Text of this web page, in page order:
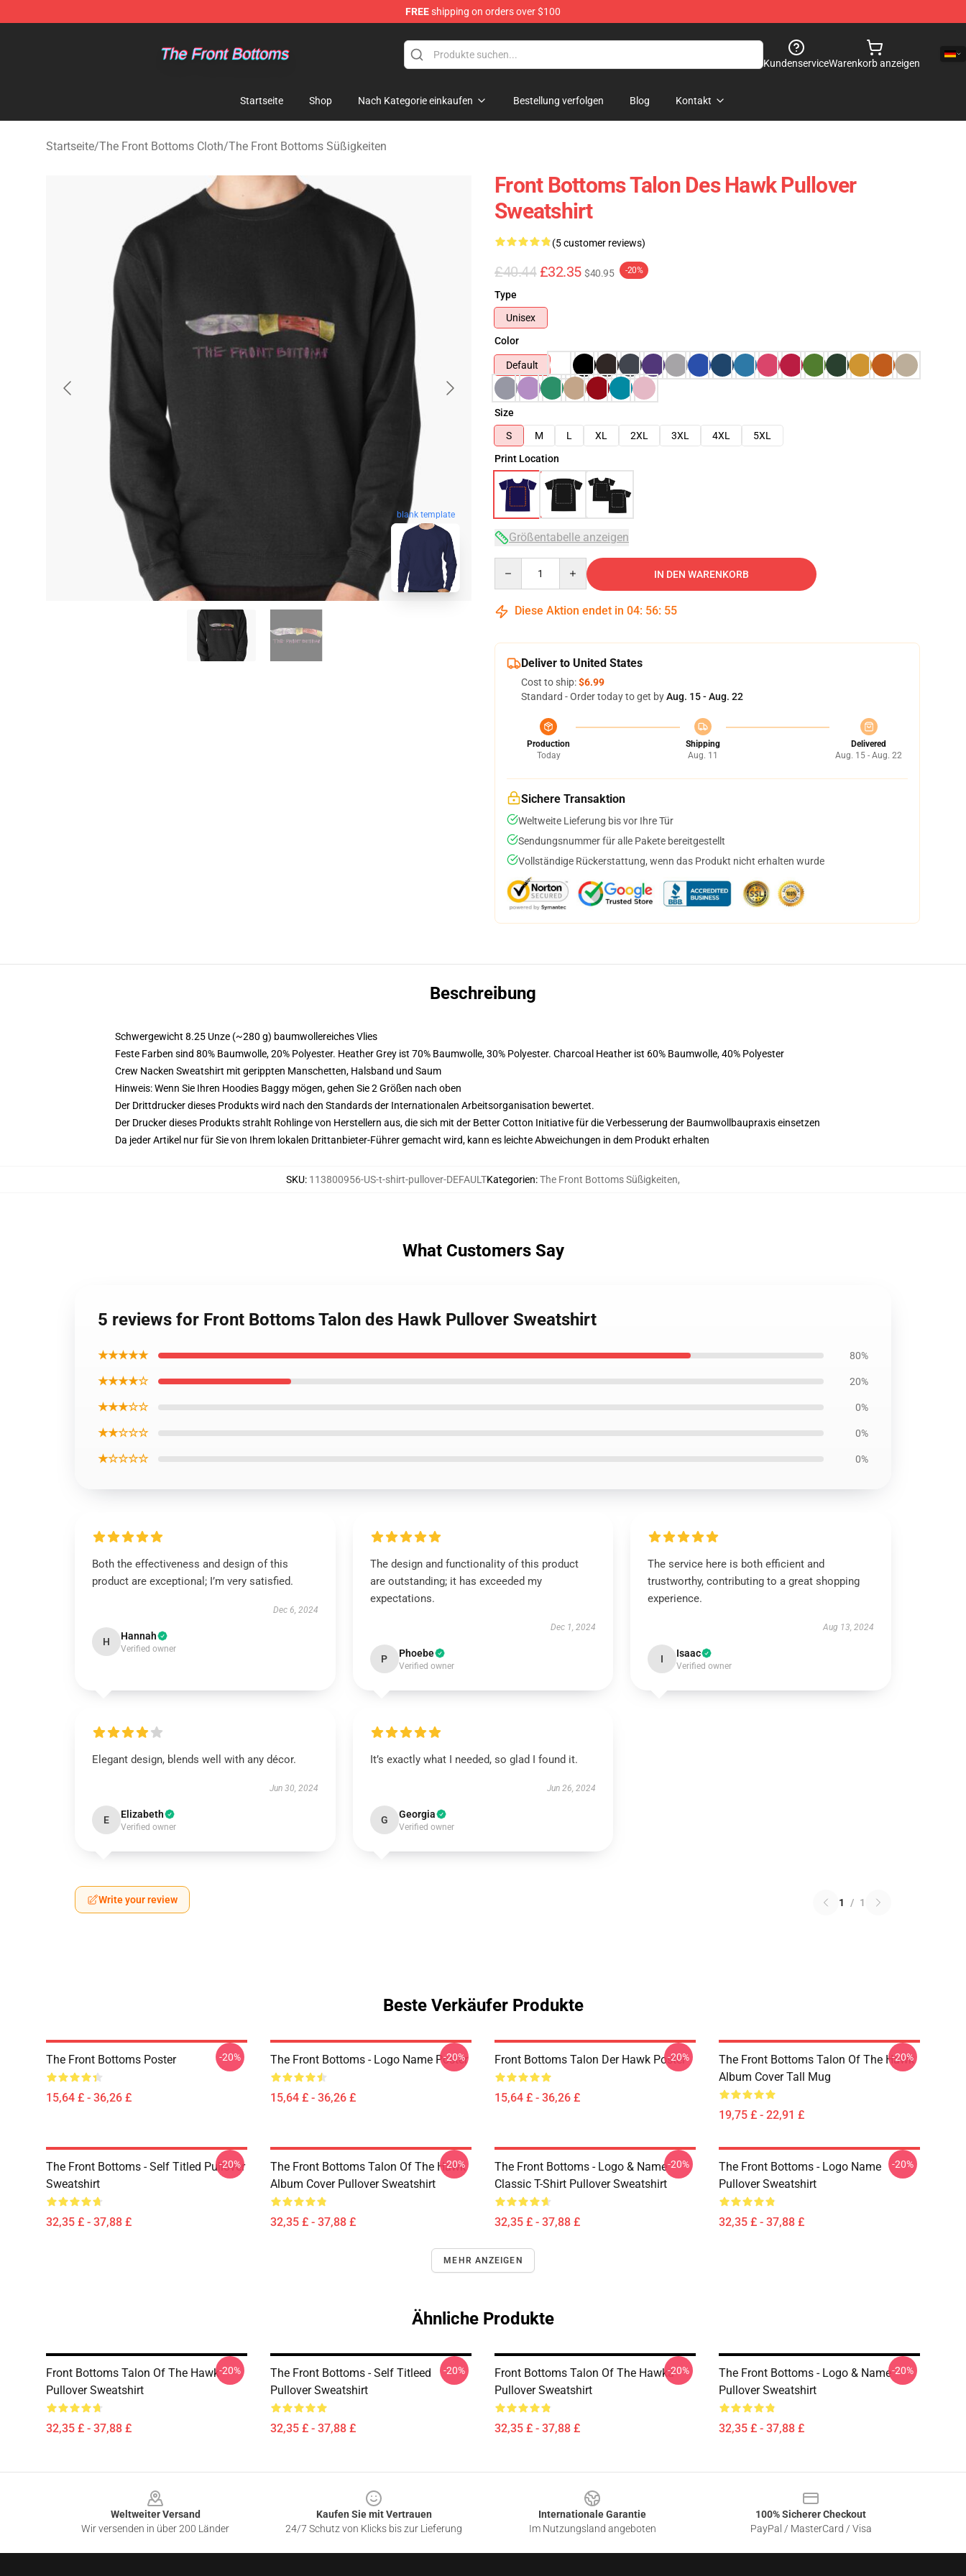
FREEshipping on orders over $100
KundenserviceWarenkorb anzeigen
Startseite Shop Nach Kategorie einkaufen Bestellung verfolgen Blog Kontakt
Startseite/The Front Bottoms Cloth/The Front Bottoms Süßigkeiten
blank template
Front Bottoms Talon Des Hawk Pullover
Sweatshirt
(5 customer reviews)
£40.44 £32.35 $40.95 -20%
Type
Unisex
Color
Default
Size
S
M L XL 2XL 3XL 4XL
5XL
Print Location
Größentabelle anzeigen
IN DEN WARENKORB
Diese Aktion endet in 04: 56: 54
Deliver to United States
Cost to ship:$6.99
Standard - Order today to get byAug. 15 - Aug. 22
Production
Today
Shipping
Aug. 11
Delivered
Aug. 15 - Aug. 22
Sichere Transaktion
Weltweite Lieferung bis vor Ihre Tür
Sendungsnummer für alle Pakete bereitgestellt
Vollständige Rückerstattung, wenn das Produkt nicht erhalten wurde
Beschreibung
Schwergewicht 8.25 Unze (~280 g) baumwollereiches Vlies
Feste Farben sind 80% Baumwolle, 20% Polyester. Heather Grey ist 70% Baumwolle, 30% Polyester. Charcoal Heather ist 60% Baumwolle, 40% Polyester
Crew Nacken Sweatshirt mit gerippten Manschetten, Halsband und Saum
Hinweis: Wenn Sie Ihren Hoodies Baggy mögen, gehen Sie 2 Größen nach oben
Der Drittdrucker dieses Produkts wird nach den Standards der Internationalen Arbeitsorganisation bewertet.
Der Drucker dieses Produkts strahlt Rohlinge von Herstellern aus, die sich mit der Better Cotton Initiative für die Verbesserung der Baumwollbaupraxis einsetzen
Da jeder Artikel nur für Sie von Ihrem lokalen Drittanbieter-Führer gemacht wird, kann es leichte Abweichungen in dem Produkt erhalten
SKU: 113800956-US-t-shirt-pullover-DEFAULTKategorien:The Front Bottoms Süßigkeiten,
What Customers Say
5 reviews for Front Bottoms Talon des Hawk Pullover Sweatshirt
★★★★★ 80%
★★★★☆ 20%
★★★☆☆ 0%
★★☆☆☆ 0%
★☆☆☆☆ 0%
Both the effectiveness and design of this
product are exceptional; I’m very satisfied.
Dec 6, 2024
H Hannah
Verified owner
The design and functionality of this product
are outstanding; it has exceeded my
expectations.
Dec 1, 2024
P Phoebe
Verified owner
The service here is both efficient and
trustworthy, contributing to a great shopping
experience.
Aug 13, 2024
I Isaac
Verified owner
Elegant design, blends well with any décor.
Jun 30, 2024
E Elizabeth
Verified owner
It’s exactly what I needed, so glad I found it.
Jun 26, 2024
G Georgia
Verified owner
Write your review 1 / 1
Beste Verkäufer Produkte
The Front Bottoms Poster
15,64 £ - 36,26 £
-20% The Front Bottoms - Logo Name Poster
15,64 £ - 36,26 £
-20% Front Bottoms Talon Der Hawk Poster
15,64 £ - 36,26 £
-20%
The Front Bottoms Talon Of The Hawk
Album Cover Tall Mug
19,75 £ - 22,91 £
-20%
The Front Bottoms - Self Titled Pullover
Sweatshirt
32,35 £ - 37,88 £
-20%
The Front Bottoms Talon Of The Hawk
Album Cover Pullover Sweatshirt
32,35 £ - 37,88 £
-20%
The Front Bottoms - Logo & Name
Classic T-Shirt Pullover Sweatshirt
32,35 £ - 37,88 £
-20%
The Front Bottoms - Logo Name
Pullover Sweatshirt
32,35 £ - 37,88 £
-20%
MEHR ANZEIGEN
Ähnliche Produkte
Front Bottoms Talon Of The Hawk
Pullover Sweatshirt
32,35 £ - 37,88 £
-20%
The Front Bottoms - Self Titleed
Pullover Sweatshirt
32,35 £ - 37,88 £
-20%
Front Bottoms Talon Of The Hawka
Pullover Sweatshirt
32,35 £ - 37,88 £
-20%
The Front Bottoms - Logo & Name
Pullover Sweatshirt
32,35 £ - 37,88 £
-20%
Weltweiter Versand
Wir versenden in über 200 Länder
Kaufen Sie mit Vertrauen
24/7 Schutz von Klicks bis zur Lieferung
Internationale Garantie
Im Nutzungsland angeboten
100% Sicherer Checkout
PayPal / MasterCard / Visa